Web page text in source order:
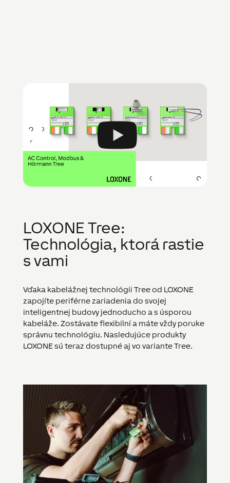
LOXONE Tree:
Technológia, ktorá rastie
s vami
Vďaka kabelážnej technológii Tree od LOXONE
zapojíte periférne zariadenia do svojej
inteligentnej budovy jednoducho a s úsporou
kabeláže. Zostávate flexibilní a máte vždy poruke
správnu technológiu. Nasledujúce produkty
LOXONE sú teraz dostupné aj vo variante Tree.